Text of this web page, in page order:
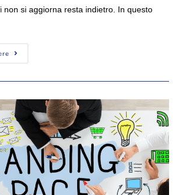
non si aggiorna resta indietro. In questo